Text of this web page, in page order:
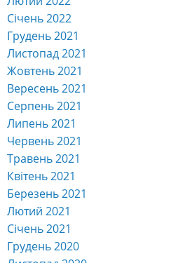
Січень 2023
Грудень 2022
Листопад 2022
Жовтень 2022
Вересень 2022
Серпень 2022
Липень 2022
Червень 2022
Травень 2022
Квітень 2022
Березень 2022
Лютий 2022
Січень 2022
Грудень 2021
Листопад 2021